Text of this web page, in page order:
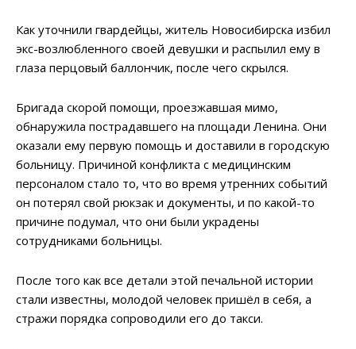
Как уточнили гвардейцы, житель Новосибирска избил
экс-возлюбленного своей девушки и распылил ему в
глаза перцовый баллончик, после чего скрылся.
Бригада скорой помощи, проезжавшая мимо,
обнаружила пострадавшего на площади Ленина. Они
оказали ему первую помощь и доставили в городскую
больницу. Причиной конфликта с медицинским
персоналом стало то, что во время утренних событий
он потерял свой рюкзак и документы, и по какой-то
причине подумал, что они были украдены
сотрудниками больницы.
После того как все детали этой печальной истории
стали известны, молодой человек пришёл в себя, а
стражи порядка сопроводили его до такси.